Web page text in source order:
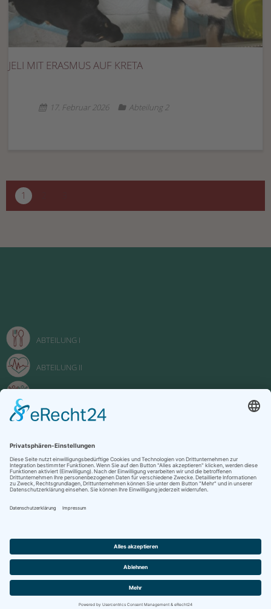
JELI MIT ERASMUS AUF KRETA
17. Februar 2026 Abteilung 2
1
ABTEILUNG I
ABTEILUNG II
FACHOBERSCHULE
Impressum
Datenschutzerklärung
Kontakt
Oberstufenzentrum "Johanna Just" Potsdam 2022
Klecksquadrat